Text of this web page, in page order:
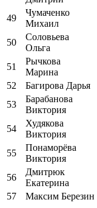
49
Чумаченко
Михаил
50
Соловьева
Ольга
51
Рычкова
Марина
52
Багирова Дарья
53
Барабанова
Виктория
54
Худякова
Виктория
55
Понаморёва
Виктория
56
Дмитрюк
Екатерина
57
Максим Березин